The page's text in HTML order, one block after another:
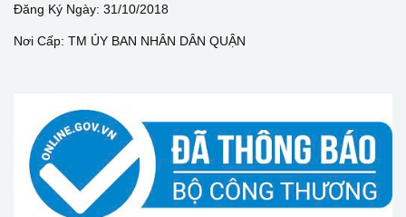
Đăng Ký Ngày: 31/10/2018
Nơi Cấp: TM ỦY BAN NHÂN DÂN QUẬN